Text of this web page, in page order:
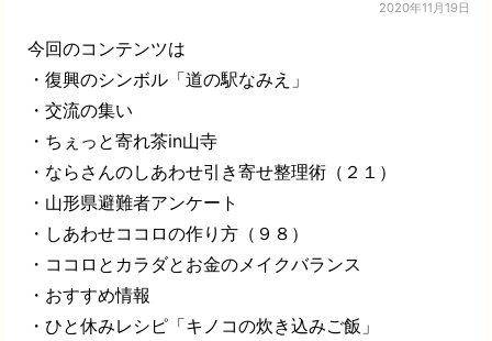
2020年11月19日
今回のコンテンツは
・復興のシンボル「道の駅なみえ」
・交流の集い
・ちぇっと寄れ茶in山寺
・ならさんのしあわせ引き寄せ整理術（２１）
・山形県避難者アンケート
・しあわせココロの作り方（９８）
・ココロとカラダとお金のメイクバランス
・おすすめ情報
・ひと休みレシピ「キノコの炊き込みご飯」